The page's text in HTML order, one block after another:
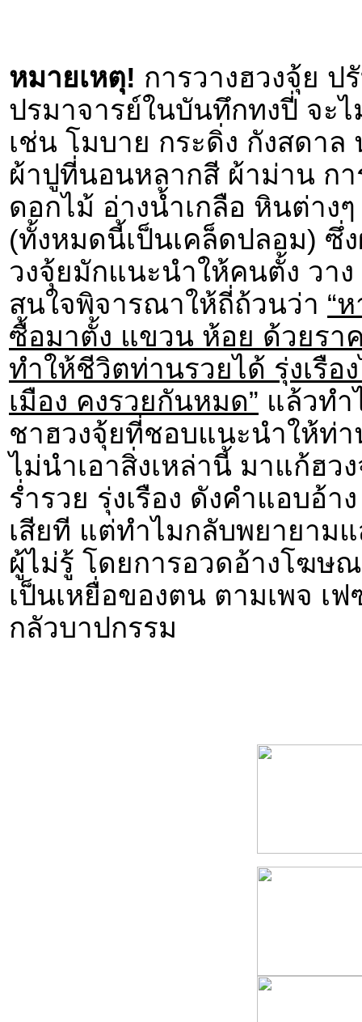
หมายเหตุ! การวางฮวงจุ้ย
ปรมาจารย์ในบันทึกทงปี่ จะ
เช่น โมบาย กระดิ่ง กังสดา
ผ้าปูที่นอนหลากสี ผ้าม่าน ก
ดอกไม้ อ่างน้ำเกลือ หินต่าง
(ทั้งหมดนี้เป็นเคล็ดปลอม) ซึ่
วงจุ้ยมักแนะนำให้คนตั้ง วา
สนใจพิจารณาให้ถี่ถ้วนว่า “
ซื้อมาตั้ง แขวน ห้อย ด้วยรา
ทำให้ชีวิตท่านรวยได้ รุ่งเรื
เมือง คงรวยกันหมด” แล้วทำ
ชาฮวงจุ้ยที่ชอบแนะนำให้ท่
ไม่นำเอาสิ่งเหล่านี้ มาแก้ฮ
ร่ำรวย รุ่งเรือง ดังคำแอบอ้า
เสียที แต่ทำไมกลับพยายาม
ผู้ไม่รู้ โดยการอวดอ้างโฆษ
เป็นเหยื่อของตน ตามเพจ เ
กลัวบาปกรรม